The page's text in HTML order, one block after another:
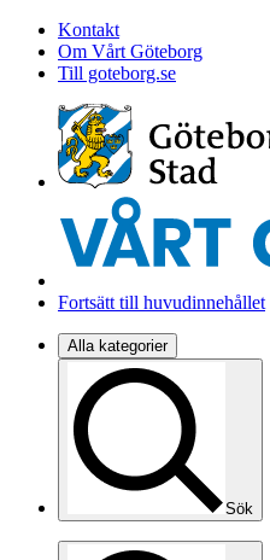
Kontakt
Om Vårt Göteborg
Till goteborg.se
Fortsätt till huvudinnehållet
Alla kategorier
Sök